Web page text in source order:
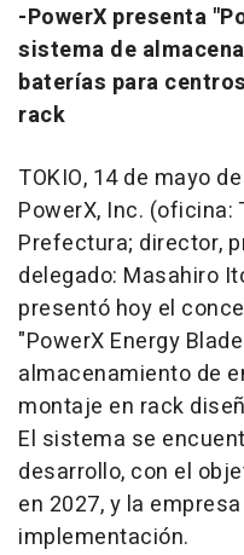
-PowerX presenta
sistema de
baterías para
rack
TOKIO, 14 de mayo
PowerX, Inc. (oficina:
Prefectura; director,
delegado: Masahiro
presentó hoy el
"PowerX Energy
almacenamiento de
montaje en rack
El sistema se
desarrollo, con el
en 2027, y la
implementación.